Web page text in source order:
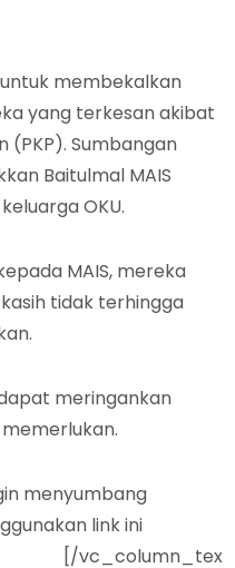
membekalkan
yang terkesan akibat
(PKP). Sumbangan
Baitulmal MAIS
OKU.
MAIS, mereka
tidak terhingga
meringankan
menyumbang
link ini
[/vc_column_tex